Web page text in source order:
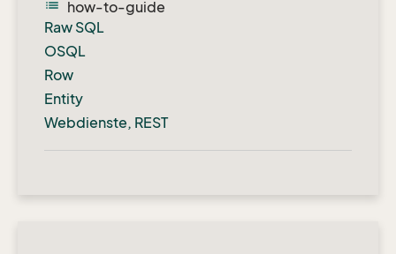
list
how-to-guide
Raw SQL
OSQL
Row
Entity
Webdienste, REST